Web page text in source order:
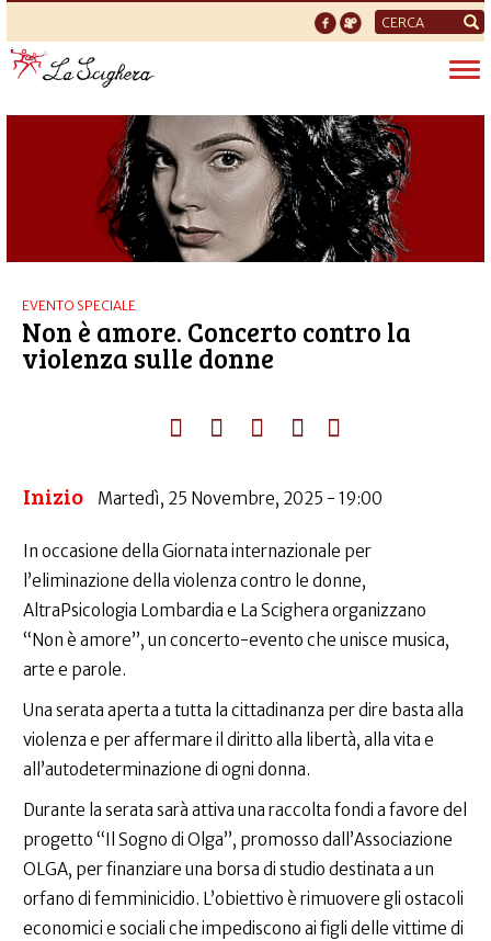
Form
di
ricerca
EVENTO SPECIALE
Non è amore. Concerto contro la
violenza sulle donne
Inizio Martedì, 25 Novembre, 2025 - 19:00
In occasione della Giornata internazionale per
l’eliminazione della violenza contro le donne,
AltraPsicologia Lombardia e La Scighera organizzano
“Non è amore”, un concerto-evento che unisce musica,
arte e parole.
Una serata aperta a tutta la cittadinanza per dire basta alla
violenza e per affermare il diritto alla libertà, alla vita e
all’autodeterminazione di ogni donna.
Durante la serata sarà attiva una raccolta fondi a favore del
progetto “Il Sogno di Olga”, promosso dall’Associazione
OLGA, per finanziare una borsa di studio destinata a un
orfano di femminicidio. L’obiettivo è rimuovere gli ostacoli
economici e sociali che impediscono ai figli delle vittime di